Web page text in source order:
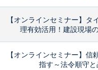
【オンラインセミナー】
理有効活用！建設現場
【オンラインセミナー】信
指す～法令順守と